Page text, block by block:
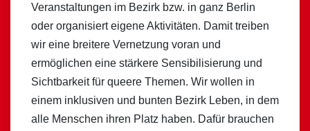
Veranstaltungen im Bezirk bzw. in ganz Berlin
oder organisiert eigene Aktivitäten. Damit treiben
wir eine breitere Vernetzung voran und
ermöglichen eine stärkere Sensibilisierung und
Sichtbarkeit für queere Themen. Wir wollen in
einem inklusiven und bunten Bezirk Leben, in dem
alle Menschen ihren Platz haben. Dafür brauchen